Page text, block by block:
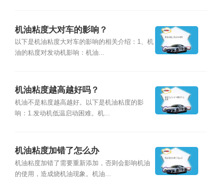
机油粘度大对车的影响？
以下是机油粘度大对车的影响的相关介绍：1、机
油的粘度对发动机影响：机油...
机油粘度越高越好吗？
机油不是粘度越高越好。以下是机油粘度的影
响：1.发动机低温启动困难。机...
机油粘度加错了怎么办
机油粘度加错了需要重新添加，否则会影响机油
的使用，造成烧机油现象。机油...